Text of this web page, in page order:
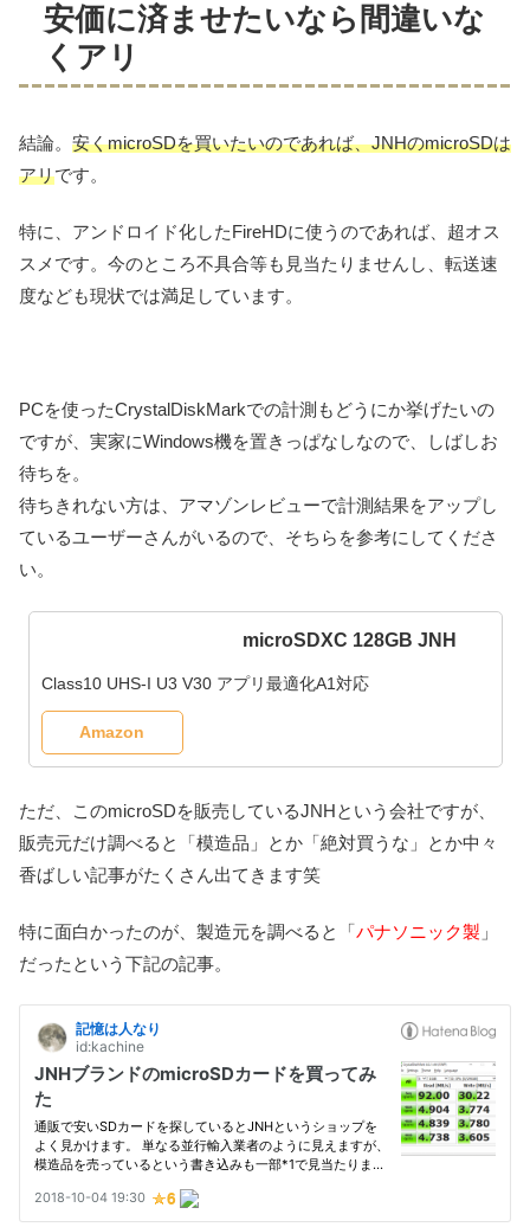
安価に済ませたいなら間違いな
くアリ
結論。 安くmicroSDを買いたいのであれば、JNHのmicroSDは
アリです。
特に、アンドロイド化したFireHDに使うのであれば、超オス
スメです。今のところ不具合等も見当たりませんし、転送速
度なども現状では満足しています。
PCを使ったCrystalDiskMarkでの計測もどうにか挙げたいの
ですが、実家にWindows機を置きっぱなしなので、しばしお
待ちを。
待ちきれない方は、アマゾンレビューで計測結果をアップし
ているユーザーさんがいるので、そちらを参考にしてくださ
い。
microSDXC 128GB JNH
Class10 UHS-I U3 V30 アプリ最適化A1対応
Amazon
ただ、このmicroSDを販売しているJNHという会社ですが、
販売元だけ調べると「模造品」とか「絶対買うな」とか中々
香ばしい記事がたくさん出てきます笑
特に面白かったのが、製造元を調べると「パナソニック製 」
だったという下記の記事。